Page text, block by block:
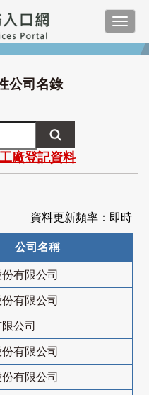
公司名錄
廠登記資料
資料更新頻率：即時
公司名稱
有限公司
有限公司
公司
有限公司
有限公司